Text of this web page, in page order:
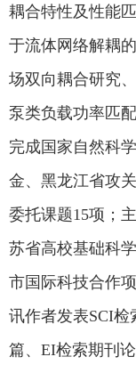
耦合特性及性能
于流体网络解耦
场双向耦合研究
泵类负载功率匹
完成国家自然科
金、黑龙江省攻
委托课题15项；
苏省高校基础科
市国际科技合作
讯作者发表SCI检
篇、 EI检索期刊